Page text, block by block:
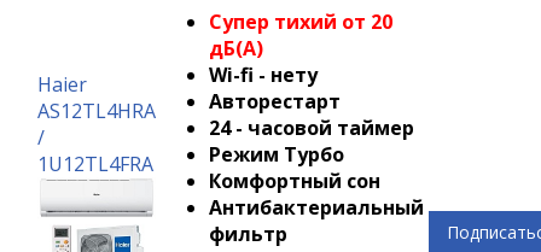
Haier
AS12TL4HRA
/
1U12TL4FRA
Супер тихий от 20
дБ(А)
Wi-fi - нету
Авторестарт
24 - часовой таймер
Режим Турбо
Комфортный сон
Антибактериальный
фильтр